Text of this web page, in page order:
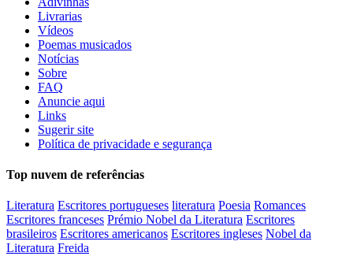
Livrarias
Vídeos
Poemas musicados
Notícias
Sobre
FAQ
Anuncie aqui
Links
Sugerir site
Política de privacidade e segurança
Top nuvem de referências
Literatura Escritores portugueses literatura Poesia Romances
Escritores franceses Prémio Nobel da Literatura Escritores
brasileiros Escritores americanos Escritores ingleses Nobel da
Literatura Freida